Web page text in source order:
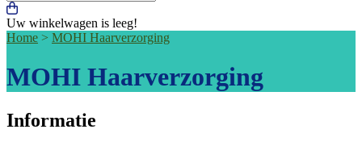
Uw winkelwagen is leeg!
Home > MOHI Haarverzorging
MOHI Haarverzorging
Informatie